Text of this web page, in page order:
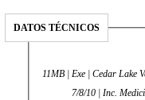
DATOS TÉCNICOS
11MB | Exe | Cedar Lake
7/8/10 | Inc.